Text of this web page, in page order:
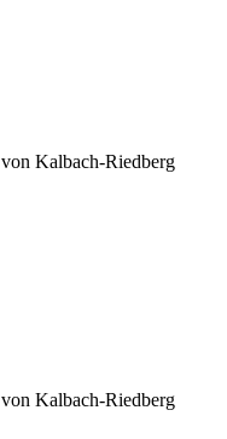
von Kalbach-Riedberg
von Kalbach-Riedberg